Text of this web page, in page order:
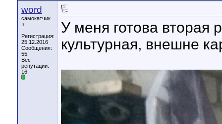
word
самокатчик
♀
Регистрация:
25.12.2016
Сообщения:
55
Вес
репутации:
16
У меня готова вторая
культурная, внешне